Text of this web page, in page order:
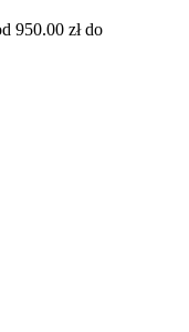
950.00 zł do